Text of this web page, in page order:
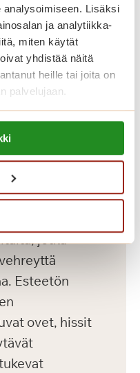
Lisäksi
ja analytiikka-
miten käytät
yhdistää näitä
heille tai joita on
palvelujaan.
Sähkö
mukaan.
euron
käytössäsi
sisustetut
ravintola,
sisä- ja
ovat
jotka
Esteetön
ovet, hissit